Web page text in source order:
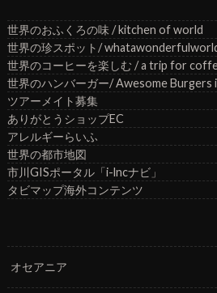
世界のおふくろの味 / kitchen of world
世界の珍スポット/
世界のコーヒーを楽しむ / a trip for
世界のハンバーガー/ Awesome Burgers
ツアーメイト募集
ありがとうショップEC
アレルギーらいふ
世界の都市地図
市川GISポータル「i-lncナビ」
タビマップ海外コンテンツ
オセアニア